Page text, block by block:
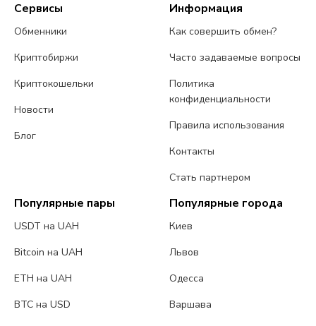
Сервисы
Обменники
Криптобиржи
Криптокошельки
Новости
Блог
Информация
Как совершить обмен?
Часто задаваемые вопросы
Политика
конфиденциальности
Правила использования
Контакты
Стать партнером
Популярные пары
USDT на UAH
Bitcoin на UAH
ETH на UAH
BTC на USD
Популярные города
Киев
Львов
Одесса
Варшава